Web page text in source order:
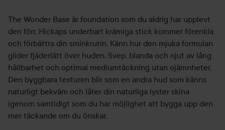
The Wonder Base är foundation som du aldrig har upplevt
den förr. Hickaps underbart krämiga stick kommer förenkla
och förbättra din sminkrutin. Känn hur den mjuka formulan
glider fjäderlätt över huden. Svep, blanda och njut av lång
hållbarhet och optimal mediumtäckning utan ojämnheter.
Den byggbara texturen blir som en andra hud som känns
naturligt bekväm och låter din naturliga lyster skina
igenom samtidigt som du har möjlighet att bygga upp den
mer täckande om du önskar.